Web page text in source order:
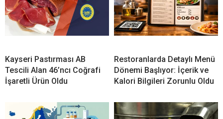
Kayseri Pastırması AB
Tescili Alan 46’ncı Coğrafi
İşaretli Ürün Oldu
Restoranlarda Detaylı Menü
Dönemi Başlıyor: İçerik ve
Kalori Bilgileri Zorunlu Oldu